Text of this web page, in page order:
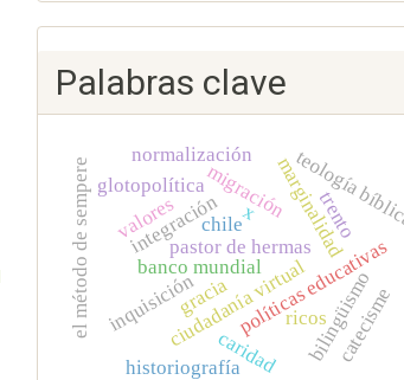
Palabras clave
x
políticas educativas
pastor de hermasmarginalidad
integración
ricos
ciudadanía virtual
teología bíblica
banco mundial
migración
bilingüismo
gracia
inquisición
caridad
chile
historiografía
glotopolítica
valores
el método de sempere
normalización
catecisme
trento